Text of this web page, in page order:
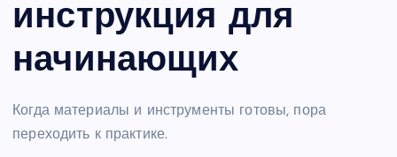
инструкция для
начинающих
Когда материалы и инструменты готовы, пора
переходить к практике.